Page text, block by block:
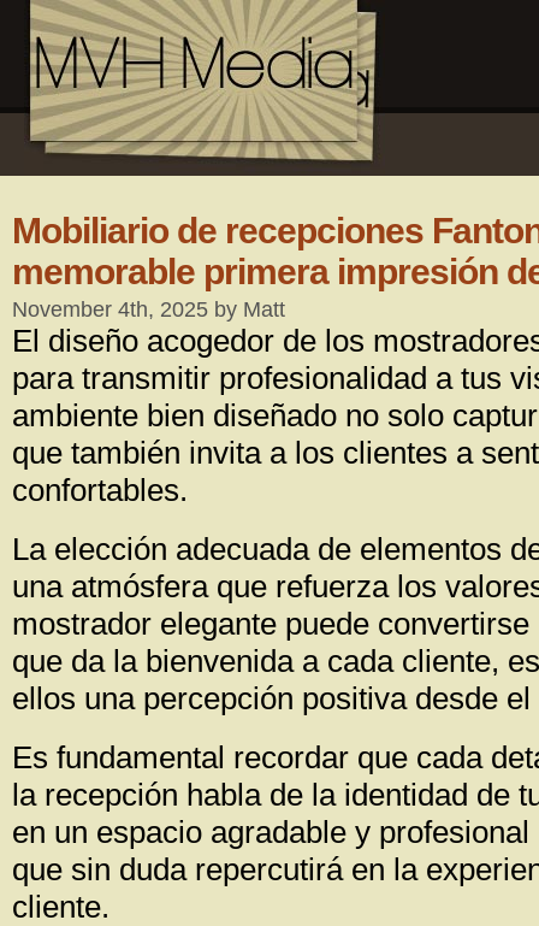
Mobiliario de recepciones
memorable primera impresión
November 4th, 2025 by Matt
El diseño acogedor de los
para transmitir profesionalidad a tus
ambiente bien diseñado no solo
que también invita a los clientes a
confortables.
La elección adecuada de elementos
una atmósfera que refuerza los
mostrador elegante puede
que da la bienvenida a cada cliente,
ellos una percepción positiva desde
Es fundamental recordar que cada
la recepción habla de la identidad de
en un espacio agradable y
que sin duda repercutirá en la
cliente.